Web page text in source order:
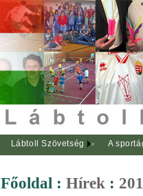
Lábtoll Szövetség
A
Főoldal : Hírek :